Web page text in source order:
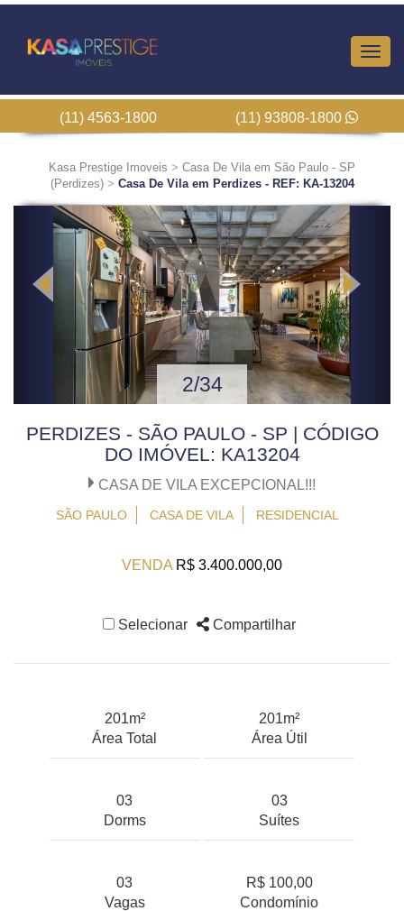
(11) 4563-1800 (11) 93808-1800
Kasa Prestige Imoveis > Casa De Vila em São Paulo - SP
(Perdizes) > Casa De Vila em Perdizes - REF: KA-13204
2/34
Previous
PERDIZES - SÃO PAULO - SP | CÓDIGO
DO IMÓVEL: KA13204
CASA DE VILA EXCEPCIONAL!!!
SÃO PAULO CASA DE VILA RESIDENCIAL
VENDA R$ 3.400.000,00
Selecionar Compartilhar
201m²
Área Total
201m²
Área Útil
03
Dorms
03
Suítes
03
Vagas
R$ 100,00
Condomínio